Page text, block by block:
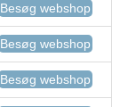
Besøg webshop
Besøg webshop
Besøg webshop